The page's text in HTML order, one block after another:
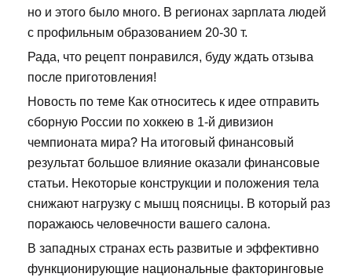
но и этого было много. В регионах зарплата людей
с профильным образованием 20-30 т.
Рада, что рецепт понравился, буду ждать отзыва
после приготовления!
Новость по теме Как относитесь к идее отправить
сборную России по хоккею в 1-й дивизион
чемпионата мира? На итоговый финансовый
результат большое влияние оказали финансовые
статьи. Некоторые конструкции и положения тела
снижают нагрузку с мышц поясницы. В который раз
поражаюсь человечности вашего салона.
В западных странах есть развитые и эффективно
функционирующие национальные факторинговые